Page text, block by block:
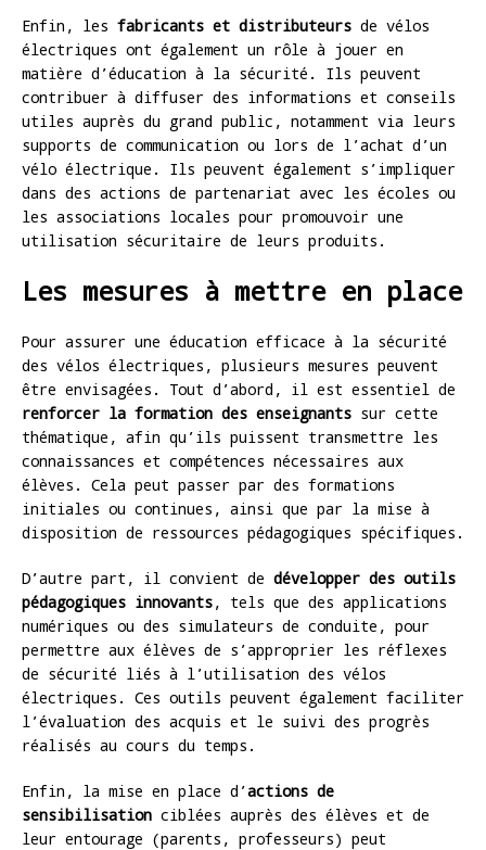
Enfin, les fabricants et distributeurs de vélos
électriques ont également un rôle à jouer en
matière d’éducation à la sécurité. Ils peuvent
contribuer à diffuser des informations et conseils
utiles auprès du grand public, notamment via leurs
supports de communication ou lors de l’achat d’un
vélo électrique. Ils peuvent également s’impliquer
dans des actions de partenariat avec les écoles ou
les associations locales pour promouvoir une
utilisation sécuritaire de leurs produits.
Les mesures à mettre en place
Pour assurer une éducation efficace à la sécurité
des vélos électriques, plusieurs mesures peuvent
être envisagées. Tout d’abord, il est essentiel de
renforcer la formation des enseignants sur cette
thématique, afin qu’ils puissent transmettre les
connaissances et compétences nécessaires aux
élèves. Cela peut passer par des formations
initiales ou continues, ainsi que par la mise à
disposition de ressources pédagogiques spécifiques.
D’autre part, il convient de développer des outils
pédagogiques innovants, tels que des applications
numériques ou des simulateurs de conduite, pour
permettre aux élèves de s’approprier les réflexes
de sécurité liés à l’utilisation des vélos
électriques. Ces outils peuvent également faciliter
l’évaluation des acquis et le suivi des progrès
réalisés au cours du temps.
Enfin, la mise en place d’actions de
sensibilisation ciblées auprès des élèves et de
leur entourage (parents, professeurs) peut